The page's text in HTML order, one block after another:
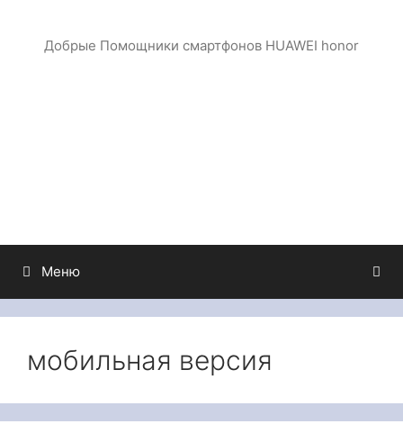
Добрые Помощники смартфонов HUAWEI honor
Меню
мобильная версия